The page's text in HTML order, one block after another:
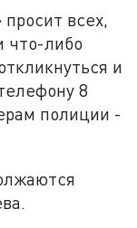
всех,
что-либо
и
8
полиции -